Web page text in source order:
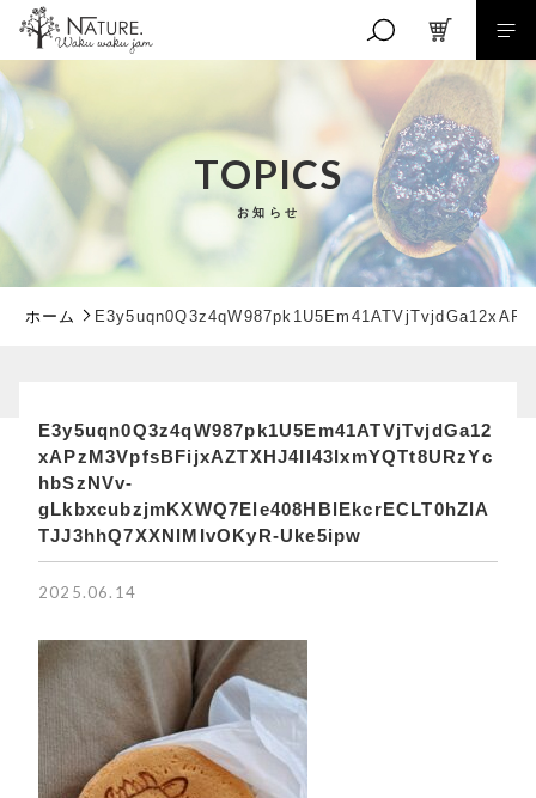
RANKING
商品ランキング
EVENT
新着商品
PRODUCTS
商品一覧
CHECKED PRODUCTS
最近チェックした商品
TOPICS
お知らせ
ホーム
E3y5uqn0Q3z4qW987pk1U5Em41ATVjTvjdGa12
xAPzM3VpfsBFijxAZTXHJ4ll43IxmYQTt8URzYc
hbSzNVv-
gLkbxcubzjmKXWQ7Ele408HBlEkcrECLT0hZlA
TJJ3hhQ7XXNlMIvOKyR-Uke5ipw
2025.06.14
こだわり検索
親カテゴリ
価格帯
～
その他